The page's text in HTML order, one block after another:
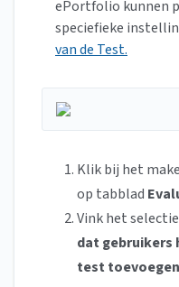
ePortfolio kunnen
speciefieke
van de Test.
Klik bij het
op tabblad
Vink het
dat gebruikers
test